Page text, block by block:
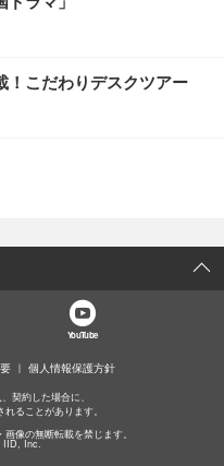
！こだわりデスクツアー
YouTube
個人情報保護方針
契約した場合に、
ることがあります。
像の無断転載を禁じます。
IID, Inc.